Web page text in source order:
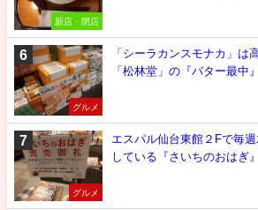
新店・閉店
グルメ
「シーラカンスモナカ」は
「松林堂」の『バター最中
グルメ
エスパル仙台東館２Fで毎
している『さいちのおはぎ